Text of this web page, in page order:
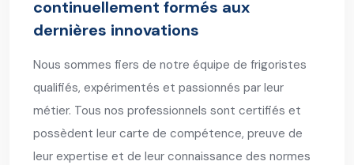
continuellement formés aux
dernières innovations
Nous sommes fiers de notre équipe de frigoristes
qualifiés, expérimentés et passionnés par leur
métier. Tous nos professionnels sont certifiés et
possèdent leur carte de compétence, preuve de
leur expertise et de leur connaissance des normes